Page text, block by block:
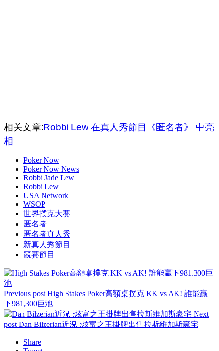
相关文章:Robbi Lew 在真人秀節目《匿名者》 中亮
相
Poker Now
Poker Now News
Robbi Jade Lew
Robbi Lew
USA Network
WSOP
世界撲克大賽
匿名者
匿名者真人秀
新真人秀節目
競賽節目
Previous post High Stakes Poker高額桌撲克 KK vs AK! 誰能贏
下981,300巨池
Next
post Dan Bilzerian近況 :炫富之王掛牌出售拉斯維加斯豪宅
Share